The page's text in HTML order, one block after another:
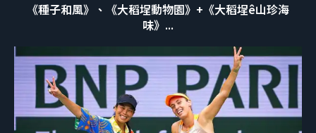
《種子和風》、《大稻埕動物園》+《大稻埕ê山珍海
味》...